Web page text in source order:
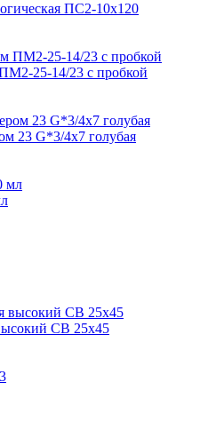
ПС2-10х120
25-14/23 с пробкой
23 G*3/4х7 голубая
СВ 25х45